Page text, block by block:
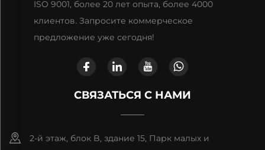
ISO 9001, более 20 лет опыта, более 4000
клиентов. Запросите коммерческое
предложение уже сегодня!
СВЯЗАТЬСЯ С НАМИ
2-й этаж, блок B, здание 15, Парк малых и